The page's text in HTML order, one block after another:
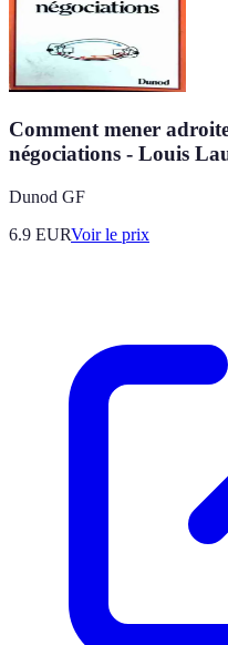
Comment mener
négociations - Louis
Dunod GF
6.9 EURVoir le prix